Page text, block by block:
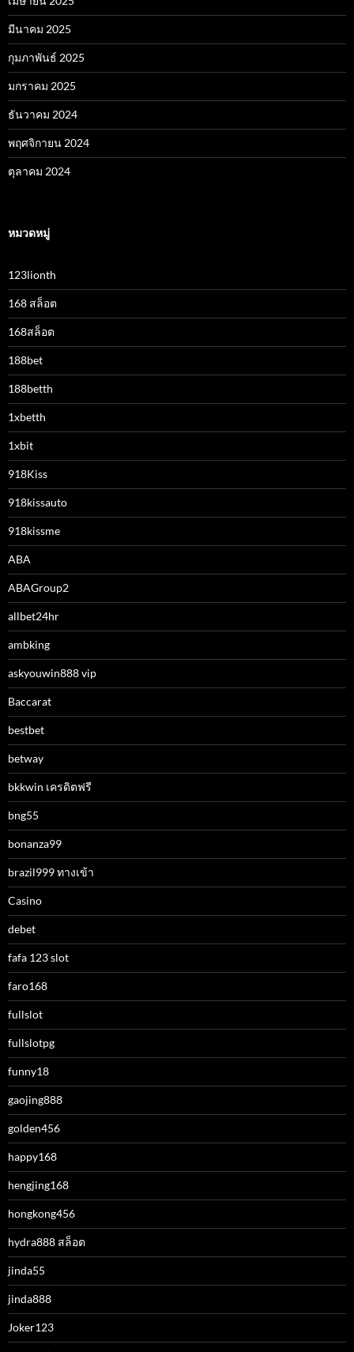
มีนาคม 2025
กุมภาพันธ์ 2025
มกราคม 2025
ธันวาคม 2024
พฤศจิกายน 2024
ตุลาคม 2024
หมวดหมู่
123lionth
168 สล็อต
168สล็อต
188bet
188betth
1xbetth
1xbit
918Kiss
918kissauto
918kissme
ABA
ABAGroup2
allbet24hr
ambking
askyouwin888 vip
Baccarat
bestbet
betway
bkkwin เครดิตฟรี
bng55
bonanza99
brazil999 ทางเข้า
Casino
debet
fafa 123 slot
faro168
fullslot
fullslotpg
funny18
gaojing888
golden456
happy168
hengjing168
hongkong456
hydra888 สล็อต
jinda55
jinda888
Joker123